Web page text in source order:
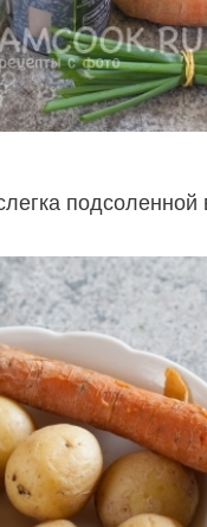
подсоленной